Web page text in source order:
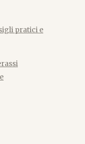
pratici e